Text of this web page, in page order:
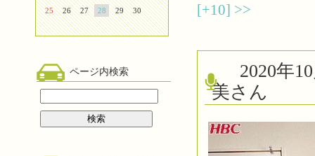
25
26 27 28 29 30
ページ内検索
[+10] >>
2020年
美さん